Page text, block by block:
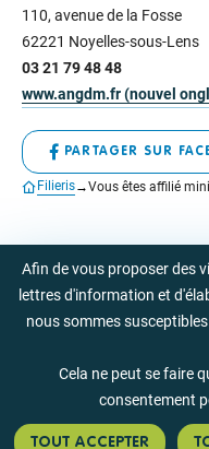
Afin de vous proposer des
lettres d'information et
nous sommes
Cela ne peut se faire
consentement
TOUT ACCEPTER
110, avenue de la Fosse
62221 Noyelles-sous-Lens
03 21 79 48 48
www.angdm.fr (nouvel
PARTAGER SUR
Filieris Vous êtes affilié
Liens utiles
Nous contacter
Besoin d'aide ?
Nos offres d'emploi
Mentions légales et
Accessibilité du site